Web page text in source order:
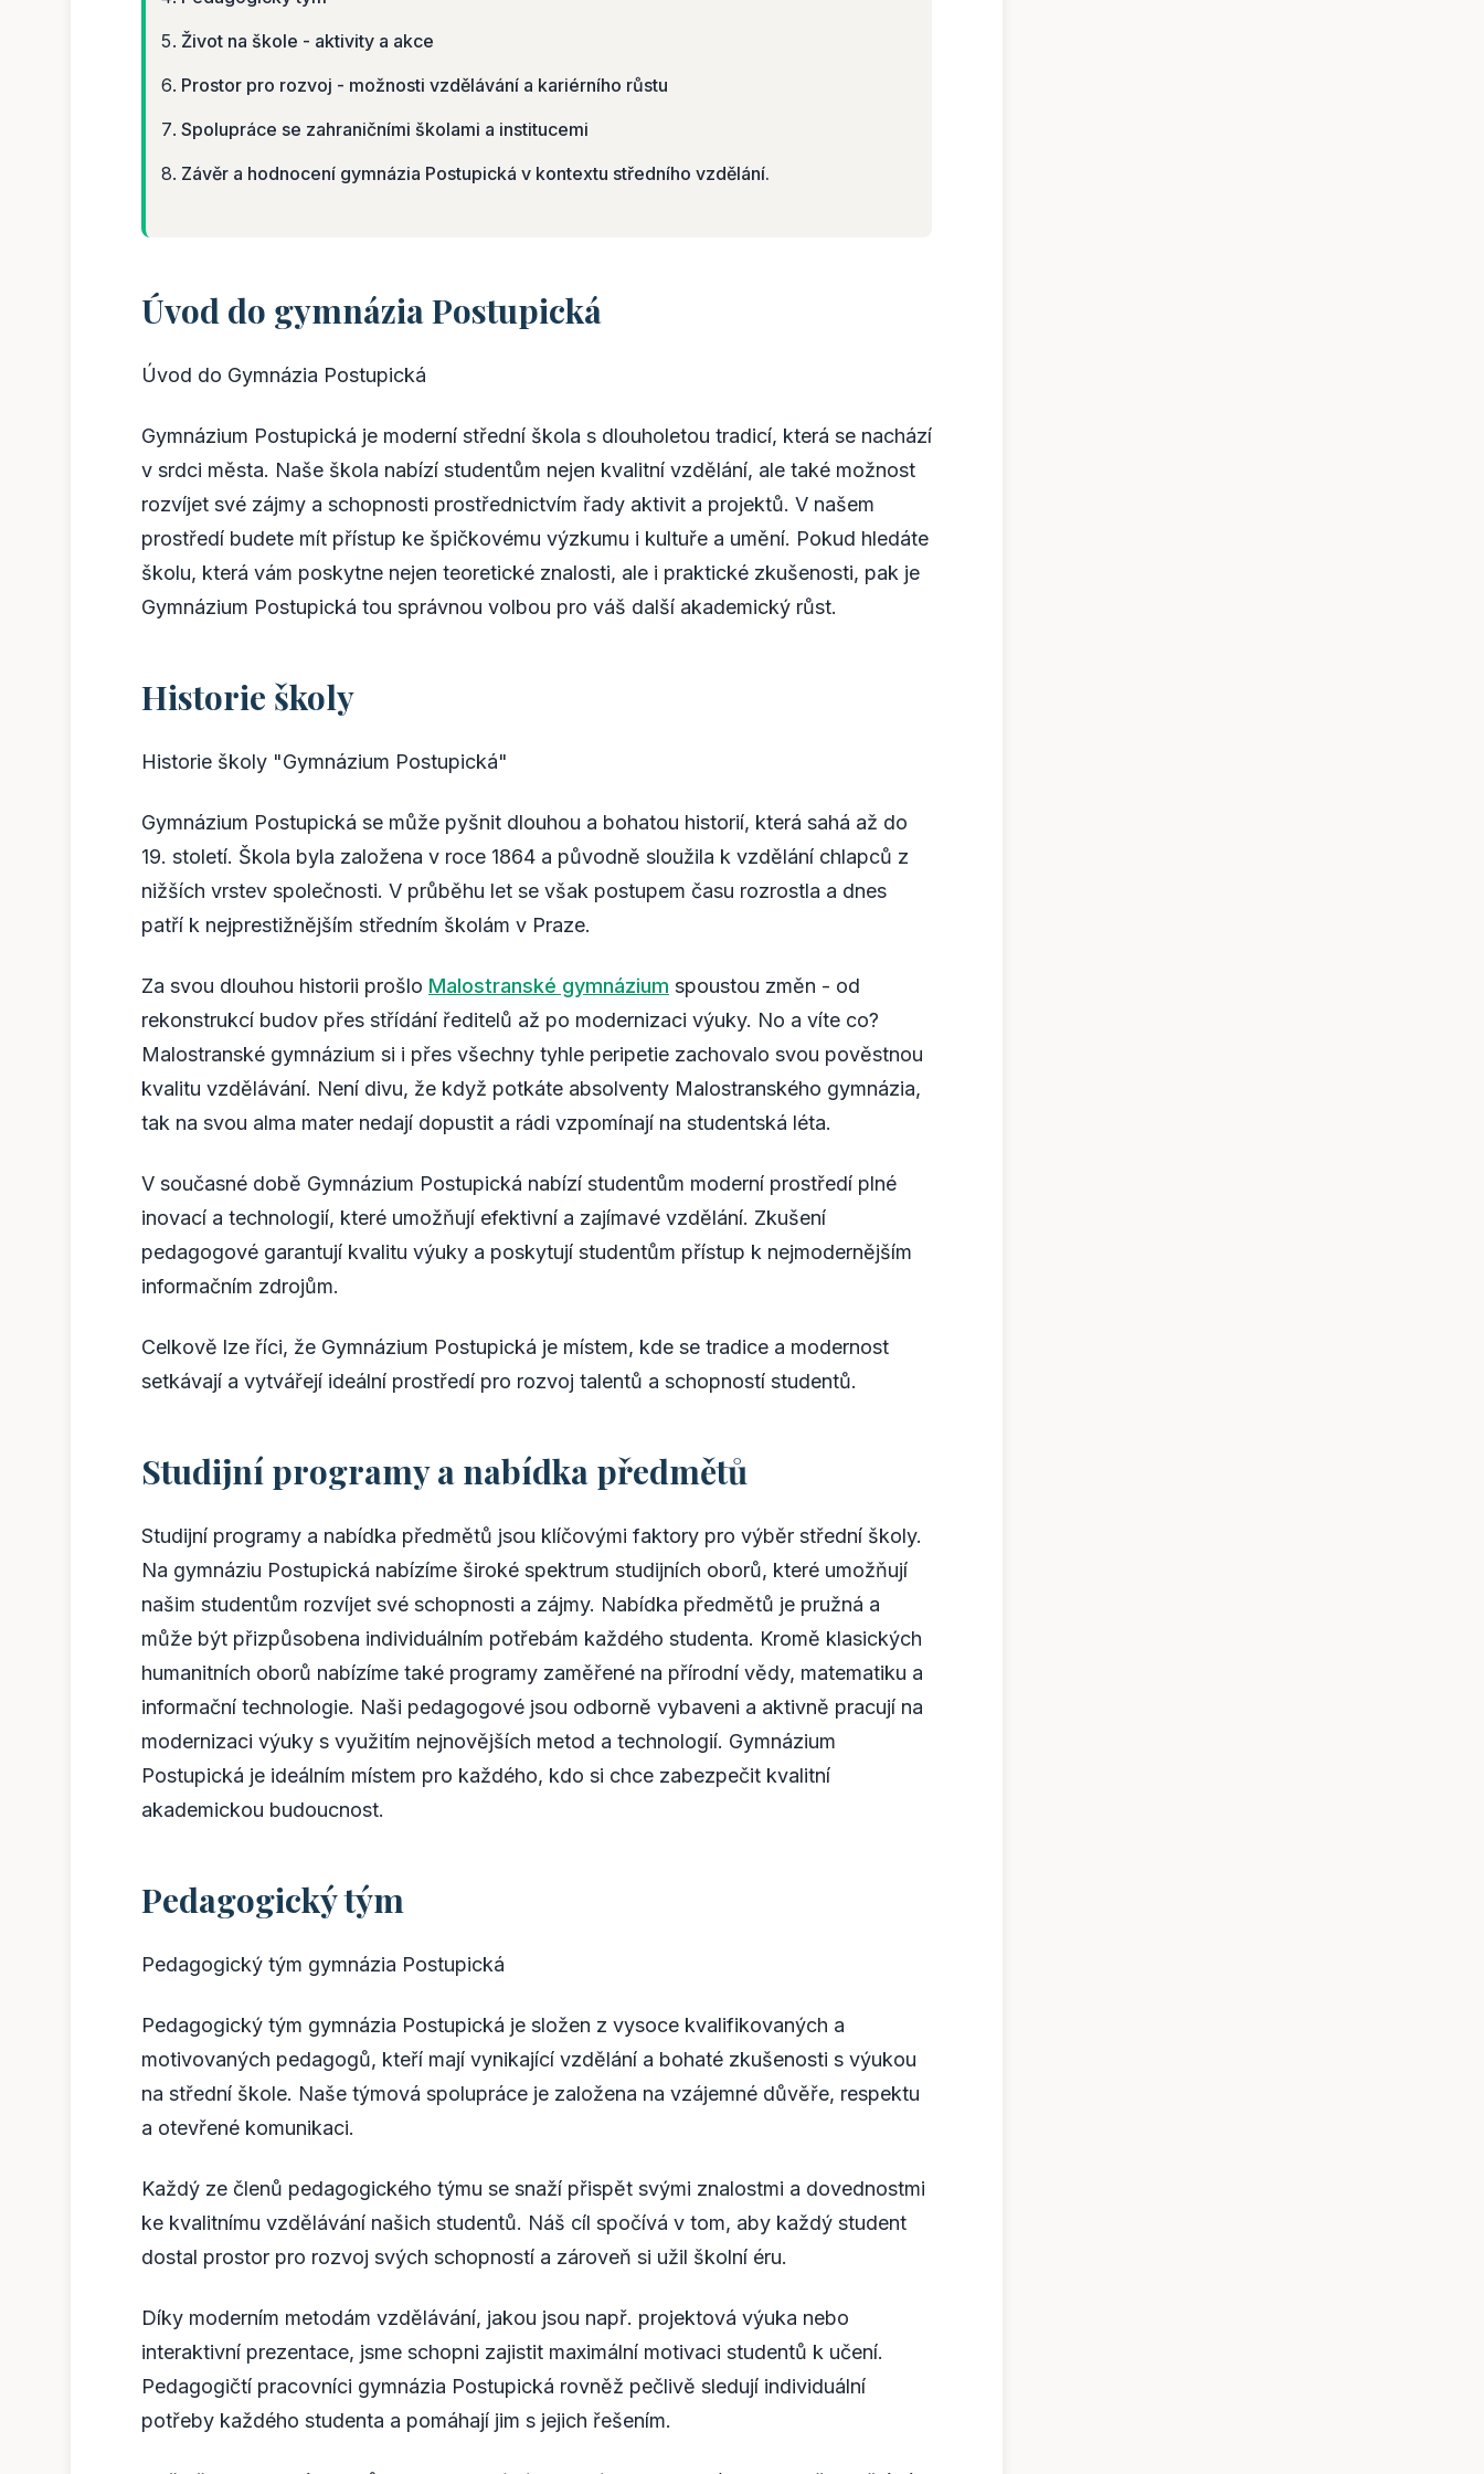
Život na škole - aktivity a akce
Prostor pro rozvoj - možnosti vzdělávání a kariérního růstu
Spolupráce se zahraničními školami a institucemi
Závěr a hodnocení gymnázia Postupická v kontextu středního vzdělání.
Úvod do gymnázia Postupická
Úvod do Gymnázia Postupická
Gymnázium Postupická je moderní střední škola s dlouholetou tradicí, která se nachází
v srdci města. Naše škola nabízí studentům nejen kvalitní vzdělání, ale také možnost
rozvíjet své zájmy a schopnosti prostřednictvím řady aktivit a projektů. V našem
prostředí budete mít přístup ke špičkovému výzkumu i kultuře a umění. Pokud hledáte
školu, která vám poskytne nejen teoretické znalosti, ale i praktické zkušenosti, pak je
Gymnázium Postupická tou správnou volbou pro váš další akademický růst.
Historie školy
Historie školy "Gymnázium Postupická"
Gymnázium Postupická se může pyšnit dlouhou a bohatou historií, která sahá až do
19. století. Škola byla založena v roce 1864 a původně sloužila k vzdělání chlapců z
nižších vrstev společnosti. V průběhu let se však postupem času rozrostla a dnes
patří k nejprestižnějším středním školám v Praze.
Za svou dlouhou historii prošlo Malostranské gymnázium spoustou změn - od
rekonstrukcí budov přes střídání ředitelů až po modernizaci výuky. No a víte co?
Malostranské gymnázium si i přes všechny tyhle peripetie zachovalo svou pověstnou
kvalitu vzdělávání. Není divu, že když potkáte absolventy Malostranského gymnázia,
tak na svou alma mater nedají dopustit a rádi vzpomínají na studentská léta.
V současné době Gymnázium Postupická nabízí studentům moderní prostředí plné
inovací a technologií, které umožňují efektivní a zajímavé vzdělání. Zkušení
pedagogové garantují kvalitu výuky a poskytují studentům přístup k nejmodernějším
informačním zdrojům.
Celkově lze říci, že Gymnázium Postupická je místem, kde se tradice a modernost
setkávají a vytvářejí ideální prostředí pro rozvoj talentů a schopností studentů.
Studijní programy a nabídka předmětů
Studijní programy a nabídka předmětů jsou klíčovými faktory pro výběr střední školy.
Na gymnáziu Postupická nabízíme široké spektrum studijních oborů, které umožňují
našim studentům rozvíjet své schopnosti a zájmy. Nabídka předmětů je pružná a
může být přizpůsobena individuálním potřebám každého studenta. Kromě klasických
humanitních oborů nabízíme také programy zaměřené na přírodní vědy, matematiku a
informační technologie. Naši pedagogové jsou odborně vybaveni a aktivně pracují na
modernizaci výuky s využitím nejnovějších metod a technologií. Gymnázium
Postupická je ideálním místem pro každého, kdo si chce zabezpečit kvalitní
akademickou budoucnost.
Pedagogický tým
Pedagogický tým gymnázia Postupická
Pedagogický tým gymnázia Postupická je složen z vysoce kvalifikovaných a
motivovaných pedagogů, kteří mají vynikající vzdělání a bohaté zkušenosti s výukou
na střední škole. Naše týmová spolupráce je založena na vzájemné důvěře, respektu
a otevřené komunikaci.
Každý ze členů pedagogického týmu se snaží přispět svými znalostmi a dovednostmi
ke kvalitnímu vzdělávání našich studentů. Náš cíl spočívá v tom, aby každý student
dostal prostor pro rozvoj svých schopností a zároveň si užil školní éru.
Díky moderním metodám vzdělávání, jakou jsou např. projektová výuka nebo
interaktivní prezentace, jsme schopni zajistit maximální motivaci studentů k učení.
Pedagogičtí pracovníci gymnázia Postupická rovněž pečlivě sledují individuální
potřeby každého studenta a pomáhají jim s jejich řešením.